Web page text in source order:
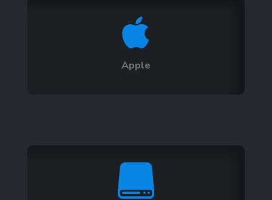

Apple
